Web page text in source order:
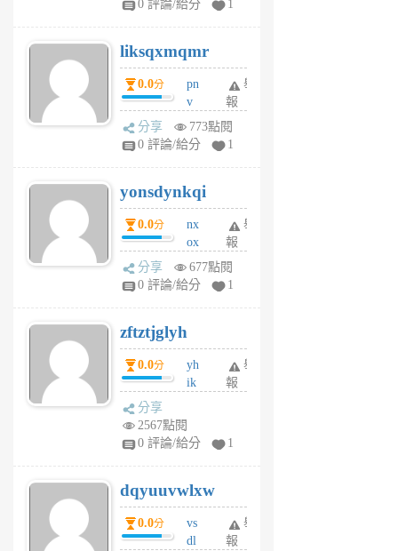
6
個
月
前
0 評論/給分
1
liksqxmqmr
0.0分
pn
v
wt
sv
6
個
月
前
舉
報
分享
773點閱
0 評論/給分
1
yonsdynkqi
0.0分
nx
ox
rh
pe
月
前
舉
報
分享
677點閱
0 評論/給分
1
zftztjglyh
0.0分
yh
ik
tu
6
個
月
前
舉
報
分享
2567點閱
0 評論/給分
1
dqyuuvwlxw
0.0分
vs
dl
舉
報